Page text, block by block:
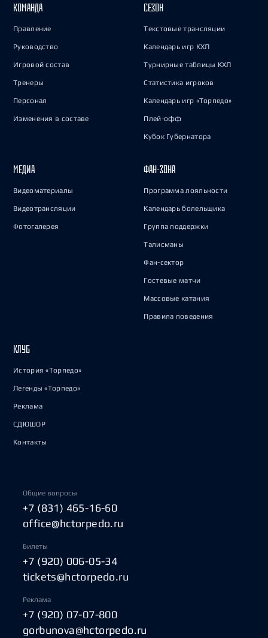
КОМАНДА
Правление
Руководство
Игровой состав
Тренеры
Персонал
Изменения в составе
СЕЗОН
Текстовые трансляции
Календарь игр КХЛ
Турнирные таблицы КХЛ
Статистика игроков
Календарь игр «Торпедо»
Плей-офф
Кубок Губернатора
МЕДИА
Видеоматериалы
Видеотрансляции
Фотогалерея
ФАН-ЗОНА
Программа лояльности
Календарь болельщика
Группа поддержки
Талисманы
Фан-сектор
Гостевые матчи
Массовые катания
Правила поведения
КЛУБ
История «Торпедо»
Легенды «Торпедо»
Реклама
СДЮШОР
Контакты
Общие вопросы
+7 (831) 465-16-60
office@hctorpedo.ru
Билеты
+7 (920) 006-05-34
tickets@hctorpedo.ru
Реклама
+7 (920) 07-07-800
gorbunova@hctorpedo.ru